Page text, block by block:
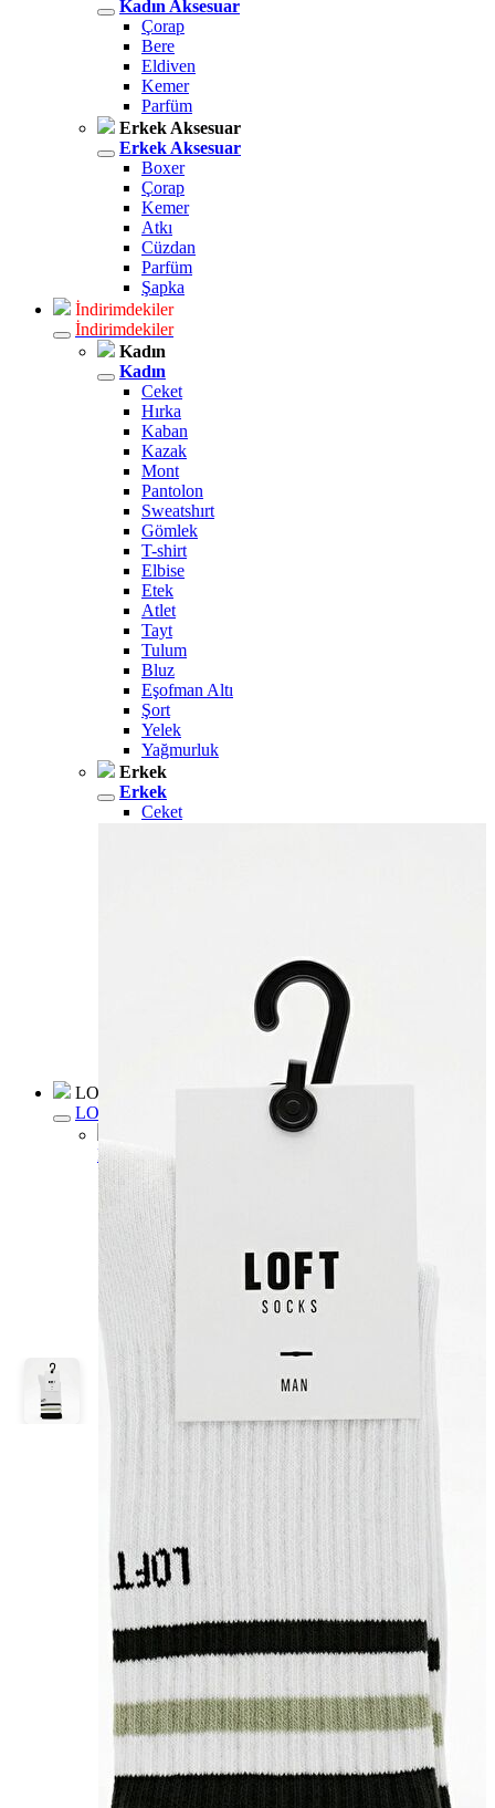
Kadın Aksesuar
Çorap
Bere
Eldiven
Kemer
Parfüm
Erkek Aksesuar
Erkek Aksesuar
Boxer
Çorap
Kemer
Atkı
Cüzdan
Parfüm
Şapka
İndirimdekiler
İndirimdekiler
Kadın
Kadın
Ceket
Hırka
Kaban
Kazak
Mont
Pantolon
Sweatshırt
Gömlek
T-shirt
Elbise
Etek
Atlet
Tayt
Tulum
Bluz
Eşofman Altı
Şort
Yelek
Yağmurluk
Erkek
Erkek
Ceket
LOFT Prime
LOFT Prime
Fırsatlarım